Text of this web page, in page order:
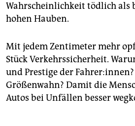
Wahrscheinlichkeit tödlich als
hohen Hauben.
Mit jedem Zentimeter mehr
Stück Verkehrssicherheit.
und Prestige der
Größenwahn? Damit die
Autos bei Unfällen besser